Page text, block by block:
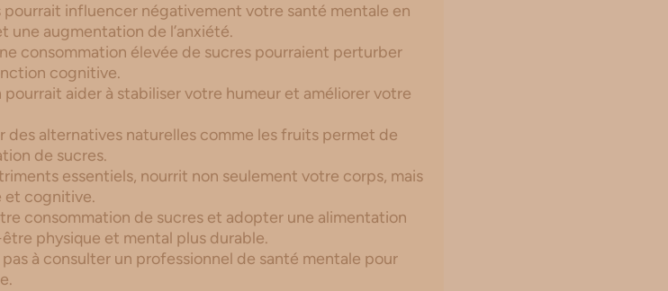
influencer négativement votre santé mentale en
augmentation de l’anxiété.
consommation élevée de sucres pourraient perturber
cognitive.
aider à stabiliser votre humeur et améliorer votre
alternatives naturelles comme les fruits permet de
de sucres.
essentiels, nourrit non seulement votre corps, mais
et cognitive.
consommation de sucres et adopter une alimentation
physique et mental plus durable.
à consulter un professionnel de santé mentale pour